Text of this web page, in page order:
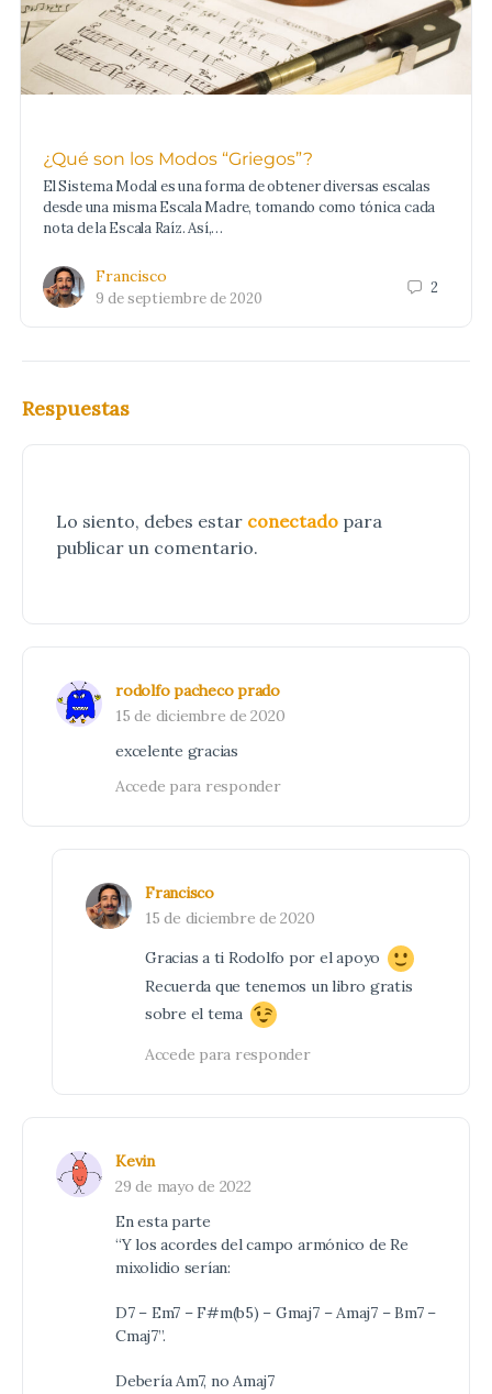
¿Qué son los Modos “Griegos”?
El Sistema Modal es una forma de obtener diversas escalas
desde una misma Escala Madre, tomando como tónica cada
nota de la Escala Raíz. Así,…
Francisco
9 de septiembre de 2020
2
Respuestas
Lo siento, debes estar conectado para
publicar un comentario.
rodolfo pacheco prado
15 de diciembre de 2020
excelente gracias
Accede para responder
Francisco
15 de diciembre de 2020
Gracias a ti Rodolfo por el apoyo
Recuerda que tenemos un libro gratis
sobre el tema
Accede para responder
Kevin
29 de mayo de 2022
En esta parte
“Y los acordes del campo armónico de Re
mixolidio serían:
D7 – Em7 – F#m(b5) – Gmaj7 – Amaj7 – Bm7 –
Cmaj7”.
Debería Am7, no Amaj7